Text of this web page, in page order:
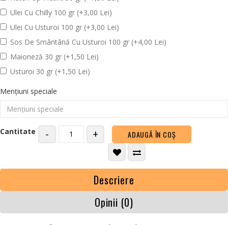
Ulei Cu Chilly 100 gr (+3,00 Lei)
Ulei Cu Usturoi 100 gr (+3,00 Lei)
Sos De Smântână Cu Usturoi 100 gr (+4,00 Lei)
Maioneză 30 gr (+1,50 Lei)
Usturoi 30 gr (+1,50 Lei)
Mențiuni speciale
Cantitate - + ADAUGĂ ÎN COŞ
Descriere
Opinii (0)